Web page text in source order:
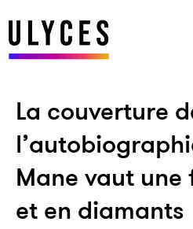
La couverture
Mane vaut
et en diamants